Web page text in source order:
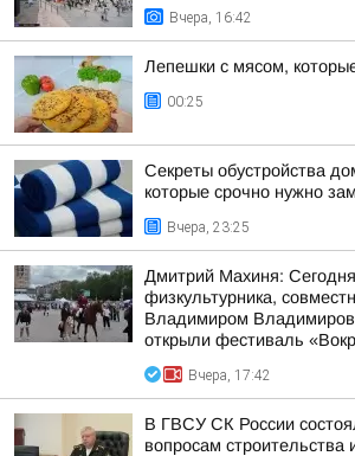
Вчера, 16:42
Лепешки с мясом,
00:25
Секреты обустройства
которые срочно нужно
Вчера, 23:25
Дмитрий Махиня:
физкультурника,
Владимиром
открыли фестиваль
Вчера, 17:42
В ГВСУ СК России
вопросам строительства